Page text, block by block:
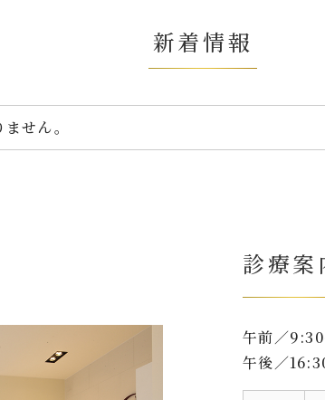
新着情報
せん。
診療案
午前／
午後／